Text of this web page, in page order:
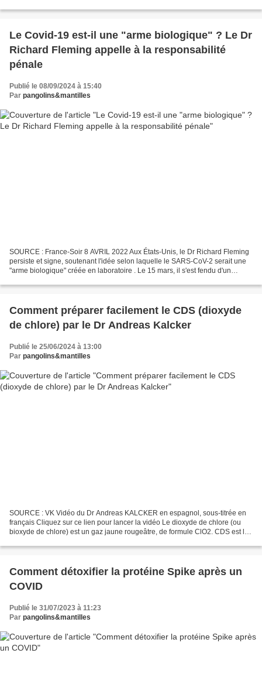
Le Covid-19 est-il une "arme biologique" ? Le Dr
Richard Fleming appelle à la responsabilité
pénale
Publié le 08/09/2024 à 15:40
Par pangolins&mantilles
SOURCE : France-Soir 8 AVRIL 2022 Aux États-Unis, le Dr Richard Fleming
persiste et signe, soutenant l'idée selon laquelle le SARS-CoV-2 serait une
"arme biologique" créée en laboratoire . Le 15 mars, il s'est fendu d'un
Comment préparer facilement le CDS (dioxyde
de chlore) par le Dr Andreas Kalcker
Publié le 25/06/2024 à 13:00
Par pangolins&mantilles
SOURCE : VK Vidéo du Dr Andreas KALCKER en espagnol, sous-titrée en
français Cliquez sur ce lien pour lancer la vidéo Le dioxyde de chlore (ou
bioxyde de chlore) est un gaz jaune rougeâtre, de formule ClO2. CDS est le
Comment détoxifier la protéine Spike après un
COVID
Publié le 31/07/2023 à 11:23
Par pangolins&mantilles